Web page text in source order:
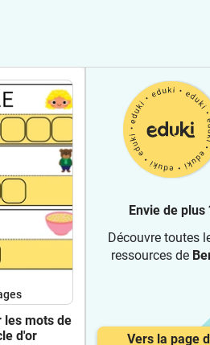
les mots de
d'or
Envie de plus
Découvre toutes
ressources de
Vers la page